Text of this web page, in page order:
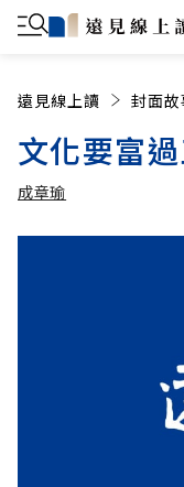
遠見線上讀 封面故
文化要富
成章瑜